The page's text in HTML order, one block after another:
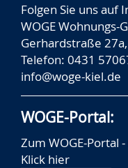
Folgen Sie uns auf
WOGE Wohnungs-
Gerhardstraße
Telefon: 0431
info@woge-kiel.de
WOGE-Portal:
Zum WOGE-Portal
Klick hier